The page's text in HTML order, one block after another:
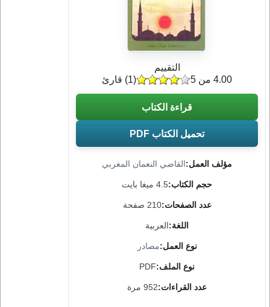
مؤلف العمل:القاضي النعمان المغربي
حجم الكتاب:4.5 ميغا بايت
عدد الصفحات:210 صفحة
اللغة:العربية
نوع العمل:مصادر
نوع الملف:PDF
عدد القراءات:952 مرة
التقييم
(
1) قارئ 4.00 من 5
قراءة الكتاب
تحميل الكتاب PDF